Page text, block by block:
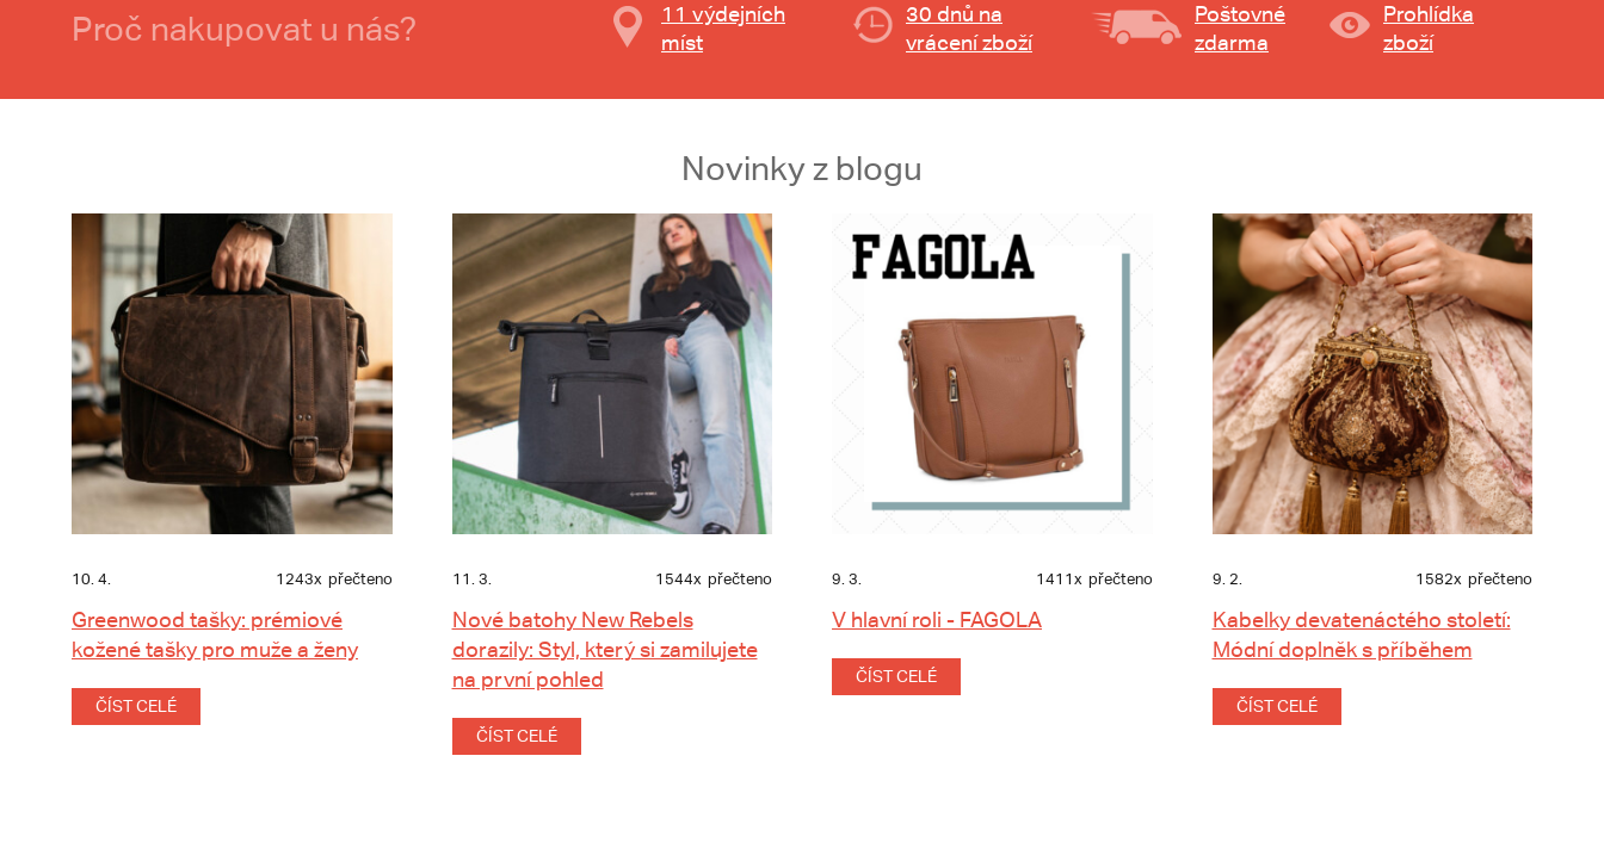
Proč nakupovat u nás?
11 výdejních
míst
30 dnů na
vrácení zboží
Poštovné
zdarma
Prohlídka
zboží
Novinky z blogu
10. 4. 1243x přečteno
Greenwood tašky: prémiové
kožené tašky pro muže a ženy
ČÍST CELÉ
11. 3. 1544x přečteno
Nové batohy New Rebels
dorazily: Styl, který si zamilujete
na první pohled
ČÍST CELÉ
9. 3. 1411x přečteno
V hlavní roli - FAGOLA
ČÍST CELÉ
9. 2. 1582x přečteno
Kabelky devatenáctého století:
Módní doplněk s příběhem
ČÍST CELÉ